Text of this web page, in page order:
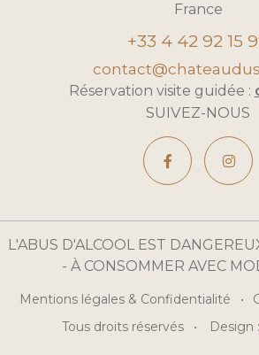
France
+33 4 42 92 15
Réservation visite guidée :
SUIVEZ-NOUS
L'ABUS D'ALCOOL EST
- À CONSOMMER AVEC
Mentions légales & Confidentialité
Tous droits réservés
Design :